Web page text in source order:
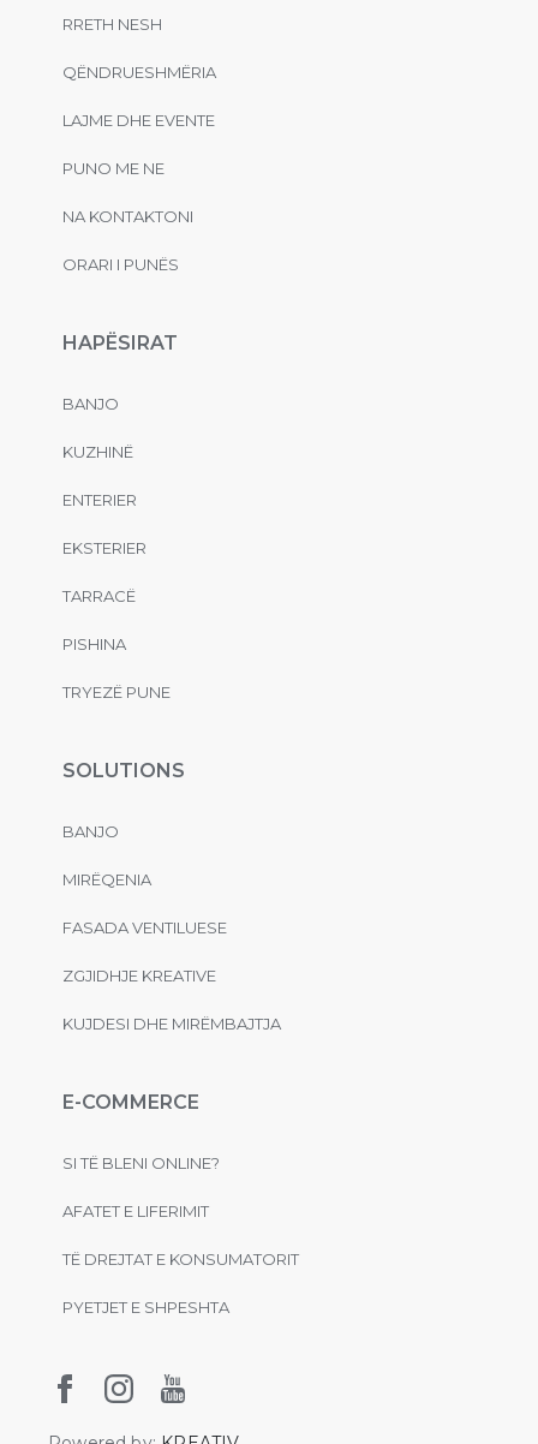
RRETH NESH
QËNDRUESHMËRIA
LAJME DHE EVENTE
PUNO ME NE
NA KONTAKTONI
ORARI I PUNËS
HAPËSIRAT
BANJO
KUZHINË
ENTERIER
EKSTERIER
TARRACË
PISHINA
TRYEZË PUNE
SOLUTIONS
BANJO
MIRËQENIA
FASADA VENTILUESE
ZGJIDHJE KREATIVE
KUJDESI DHE MIRËMBAJTJA
E-COMMERCE
SI TË BLENI ONLINE?
AFATET E LIFERIMIT
TË DREJTAT E KONSUMATORIT
PYETJET E SHPESHTA